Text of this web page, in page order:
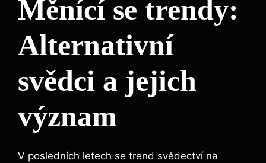
Měnící se trendy:
Alternativní
svědci a jejich
význam
V posledních letech se trend svědectví na